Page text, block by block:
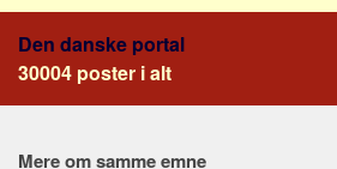
Statistik
Den danske portal
30004 poster i alt
Mere om samme emne